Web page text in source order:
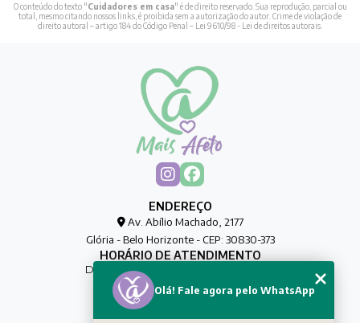
O conteúdo do texto "Cuidadores em casa" é de direito reservado. Sua reprodução, parcial ou
total, mesmo citando nossos links, é proibida sem a autorização do autor. Crime de violação de
direito autoral – artigo 184 do Código Penal – Lei 9610/98 - Lei de direitos autorais
ENDEREÇO
Av. Abílio Machado, 2177
Glória - Belo Horizonte - CEP: 30830-373
HORÁRIO DE ATENDIMENTO
De Segunda à Sexta das 00h às 00h
CONTATO
Olá! Fale agora pelo WhatsApp